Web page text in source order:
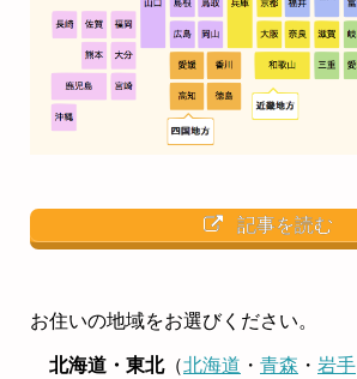
記事を読む
お住いの地域をお選びください。
北海道・東北（北海道 ・ 青森 ・ 岩手